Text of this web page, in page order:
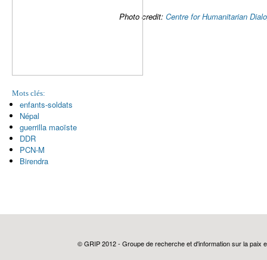
Photo credit: Centre for Humanitarian
Mots clés:
enfants-soldats
Népal
guerrilla maoïste
DDR
PCN-M
Birendra
© GRIP 2012 - Groupe de recherche et d'information sur la paix